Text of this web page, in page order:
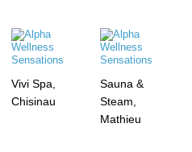
Vivi Spa,
Chisinau
Sauna &
Steam,
Mathieu